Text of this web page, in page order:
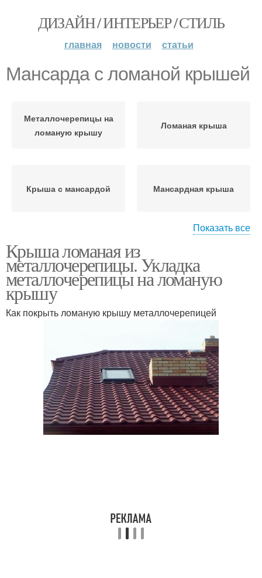
ДИЗАЙН / ИНТЕРЬЕР / СТИЛЬ
главная новости статьи
Мансарда с ломаной крышей
Металлочерепицы на
ломаную крышу
Ломаная крыша
Крыша с мансардой Мансардная крыша
Крыша без стоек
Мансарды с ломаной
Крыша из профнастила
Лестница для ломаной
крыши
Лестница для крыши
Показать все
Крыша ломаная из
металлочерепицы. Укладка
металлочерепицы на ломаную
крышу
Как покрыть ломаную крышу металлочерепицей